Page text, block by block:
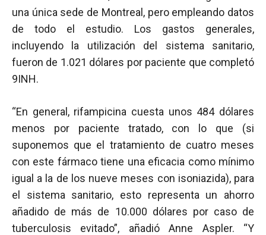
una única sede de Montreal, pero empleando datos
de todo el estudio. Los gastos generales,
incluyendo la utilización del sistema sanitario,
fueron de 1.021 dólares por paciente que completó
9INH.
“En general, rifampicina cuesta unos 484 dólares
menos por paciente tratado, con lo que (si
suponemos que el tratamiento de cuatro meses
con este fármaco tiene una eficacia como mínimo
igual a la de los nueve meses con isoniazida), para
el sistema sanitario, esto representa un ahorro
añadido de más de 10.000 dólares por caso de
tuberculosis evitado”, añadió Anne Aspler. “Y